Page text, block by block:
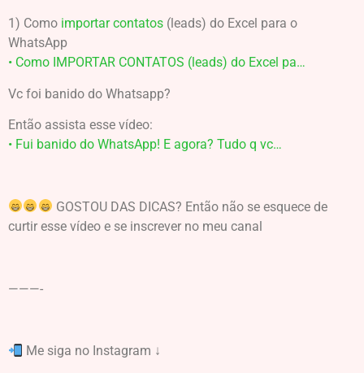
1) Como importar contatos (leads) do Excel para o
WhatsApp
• Como IMPORTAR CONTATOS (leads) do Excel pa…
Vc foi banido do Whatsapp?
Então assista esse vídeo:
• Fui banido do WhatsApp! E agora? Tudo q vc…
GOSTOU DAS DICAS? Então não se esquece de
curtir esse vídeo e se inscrever no meu canal
———-
Me siga no Instagram ↓